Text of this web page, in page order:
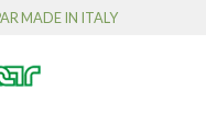
MADE IN ITALY